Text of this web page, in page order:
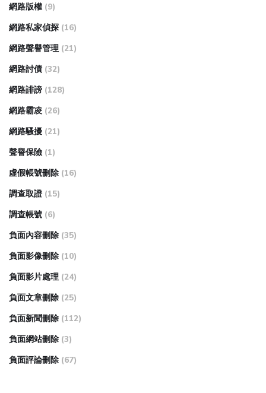
網路版權 (9)
網路私家偵探 (16)
網路聲譽管理 (21)
網路討債 (32)
網路誹謗 (128)
網路霸凌 (26)
網路騷擾 (21)
聲譽保險 (1)
虛假帳號刪除 (16)
調查取證 (15)
調查帳號 (6)
負面內容刪除 (35)
負面影像刪除 (10)
負面影片處理 (24)
負面文章刪除 (25)
負面新聞刪除 (112)
負面網站刪除 (3)
負面評論刪除 (67)